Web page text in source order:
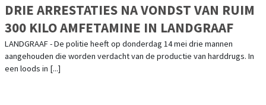
DRIE ARRESTATIES NA VONDST VAN RUIM
300 KILO AMFETAMINE IN LANDGRAAF
LANDGRAAF - De politie heeft op donderdag 14 mei drie mannen
aangehouden die worden verdacht van de productie van harddrugs. In
een loods in [...]